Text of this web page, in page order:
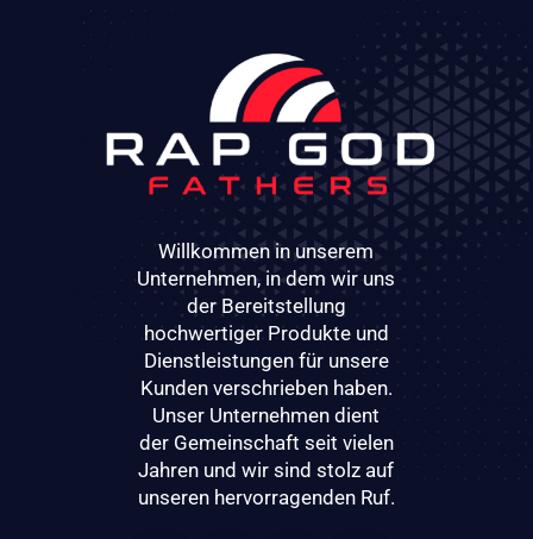
Willkommen in unserem
Unternehmen, in dem wir uns
der Bereitstellung
hochwertiger Produkte und
Dienstleistungen für unsere
Kunden verschrieben haben.
Unser Unternehmen dient
der Gemeinschaft seit vielen
Jahren und wir sind stolz auf
unseren hervorragenden Ruf.